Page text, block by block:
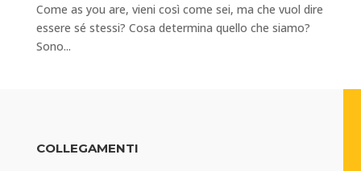
Come as you are, vieni così come sei, ma che vuol dire
essere sé stessi? Cosa determina quello che siamo?
Sono...
COLLEGAMENTI